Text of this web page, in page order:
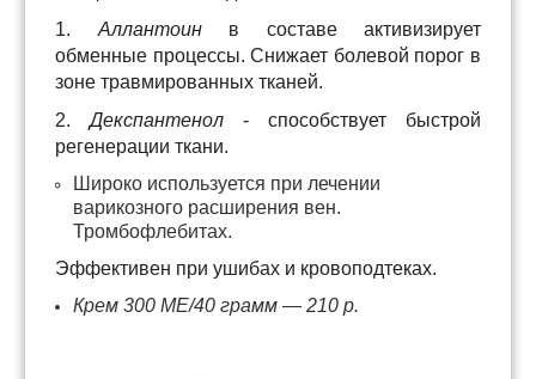
1. Аллантоинв составе активизирует
обменные процессы. Снижает болевой порог в
зоне травмированных тканей.
2.Декспантенол - способствует быстрой
регенерации ткани.
Широко используется при лечении
варикозного расширения вен.
Тромбофлебитах.
Эффективен при ушибах и кровоподтеках.
Крем 300 МЕ/40 грамм — 210 р.